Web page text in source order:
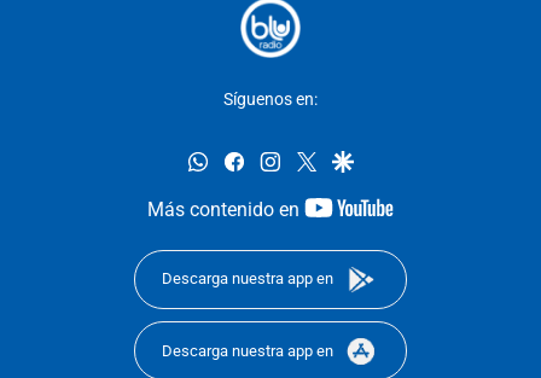
Síguenos en:
whatsappfacebookinstagram
twittergoogle
Más contenido en
youtube-
Descarga nuestra app en
Descarga nuestra app en